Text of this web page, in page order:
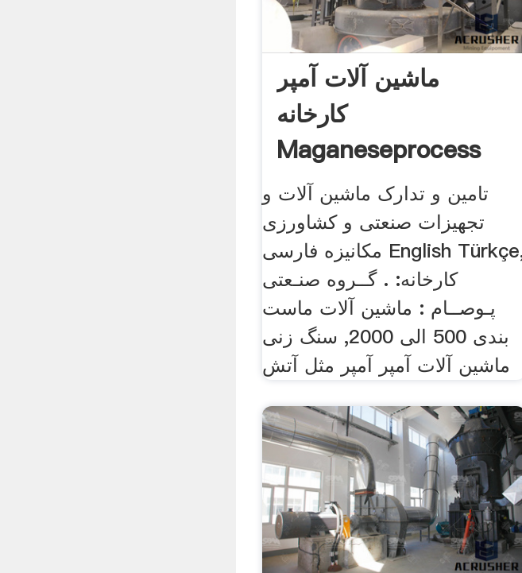
ماشین آلات آمپر
کارخانه
Maganeseprocess
تامین و تدارک ماشین آلات و
تجهیزات صنعتی و کشاورزی
مکانیزه فارسی English Türkçe,
کارخانه: . گــروه صنـعتی
پـوصــام : ماشین آلات ماست
بندی 500 الی 2000, سنگ زنی
ماشین آلات آمپر آمپر مثل آتش